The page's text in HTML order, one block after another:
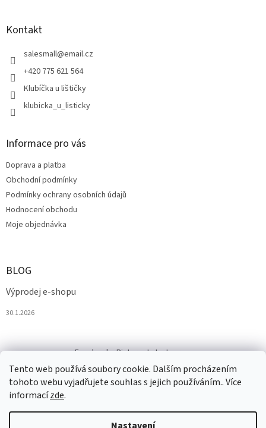
Tento web používá soubory cookie. Dalším procházením
tohoto webu vyjadřujete souhlas s jejich používáním.. Více
informacízde.
Kontakt
salesmall@email.cz
+420 775 621 564
Klubíčka u lištičky
klubicka_u_listicky
Informace pro vás
Doprava a platba
Obchodní podmínky
Podmínky ochrany osobních údajů
Hodnocení obchodu
Moje objednávka
BLOG
Výprodej e-shopu
30.1.2026
Facebook Pinterest Instagram